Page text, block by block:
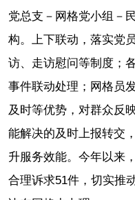
党总支－网格党小组－
构。上下联动，落实党
访、走访慰问等制度；
事件联动处理；网格员
及时等优势，对群众反
能解决的及时上报转交
升服务效能。今年以来
合理诉求51件，切实推